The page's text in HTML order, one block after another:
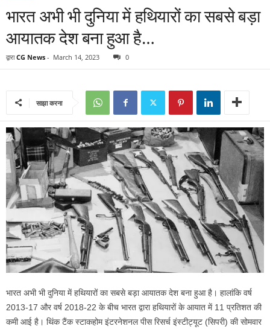
भारत अभी भी दुनिया में हथियारों का सबसे बड़ा
आयातक देश बना हुआ है…
द्वारा CG News - March 14, 2023 0
साझा करना
भारत अभी भी दुनिया में हथियारों का सबसे बड़ा आयातक देश बना हुआ है। हालांकि वर्ष
2013-17 और वर्ष 2018-22 के बीच भारत द्वारा हथियारों के आयात में 11 प्रतिशत की
कमी आई है। थिंक टैंक स्टाकहोम इंटरनेशनल पीस रिसर्च इंस्टीट्यूट (सिपरी) की सोमवार